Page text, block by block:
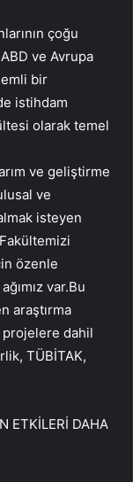
çoğu
ve Avrupa
bir
istihdam
olarak temel
ve geliştirme
ve
isteyen
özenle
var.Bu
araştırma
dahil
TÜBİTAK,
ETKİLERİ DAHA